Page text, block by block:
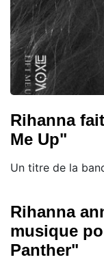
Rihanna
Me Up"
Un titre de la
Rihanna
musique
Panther"